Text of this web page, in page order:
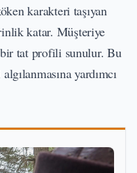
karakteri taşıyan
katar. Müşteriye
tat profili sunulur. Bu
yardımcı